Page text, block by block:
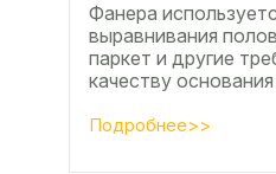
Фанера
выравнивания
паркет и другие
качеству
по деревянным
Подробнее>>